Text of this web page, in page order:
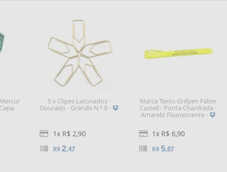
5 x Clipes Latonados -
Dourado - Grande N.º 8 -
1x R$ 2,90
R$2,47
Marca Texto Grifpen Faber
Castell - Ponta Chanfrada -
Amarelo Fluorescente -
1x R$ 6,90
R$5,87